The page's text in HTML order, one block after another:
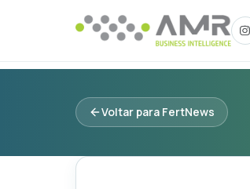
Voltar para FertNews